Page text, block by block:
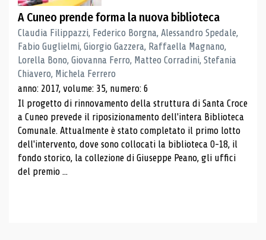
A Cuneo prende forma la nuova biblioteca
Claudia Filippazzi, Federico Borgna, Alessandro Spedale,
Fabio Guglielmi, Giorgio Gazzera, Raffaella Magnano,
Lorella Bono, Giovanna Ferro, Matteo Corradini, Stefania
Chiavero, Michela Ferrero
anno: 2017, volume: 35, numero: 6
Il progetto di rinnovamento della struttura di Santa Croce
a Cuneo prevede il riposizionamento dell'intera Biblioteca
Comunale. Attualmente è stato completato il primo lotto
dell'intervento, dove sono collocati la biblioteca 0-18, il
fondo storico, la collezione di Giuseppe Peano, gli uffici
del premio ...